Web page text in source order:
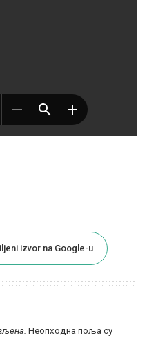
izvor na Google-u
Неопходна поља су